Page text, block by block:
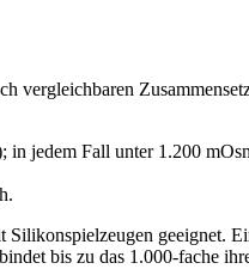
vergleichbaren
in jedem Fall unter 1.200
geeignet.
bis zu das 1.000-fache